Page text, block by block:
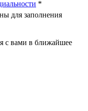
*
для заполнения
с вами в ближайшее